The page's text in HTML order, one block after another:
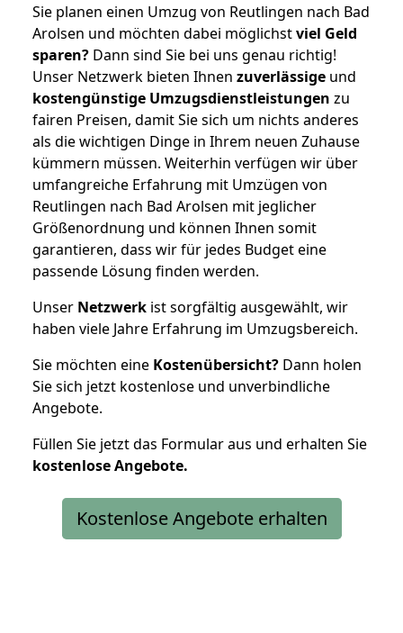
Sie planen einen Umzug von Reutlingen nach Bad
Arolsen und möchten dabei möglichstviel Geld
sparen? Dann sind Sie bei uns genau richtig!
Unser Netzwerk bieten Ihnen zuverlässige und
kostengünstige Umzugsdienstleistungen zu
fairen Preisen, damit Sie sich um nichts anderes
als die wichtigen Dinge in Ihrem neuen Zuhause
kümmern müssen. Weiterhin verfügen wir über
umfangreiche Erfahrung mit Umzügen von
Reutlingen nach Bad Arolsen mit jeglicher
Größenordnung und können Ihnen somit
garantieren, dass wir für jedes Budget eine
passende Lösung finden werden.
Unser Netzwerk ist sorgfältig ausgewählt, wir
haben viele Jahre Erfahrung im Umzugsbereich.
Sie möchten eine Kostenübersicht? Dann holen
Sie sich jetzt kostenlose und unverbindliche
Angebote.
Füllen Sie jetzt das Formular aus und erhalten Sie
kostenloseAngebote.
Kostenlose Angebote erhalten